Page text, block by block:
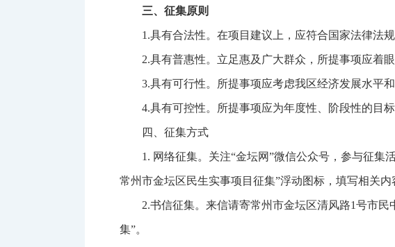
三、征集原则
1.具有合法性。在项目建议上，应符合国家法律法
2.具有普惠性。立足惠及广大群众，所提事项应着
3.具有可行性。所提事项应考虑我区经济发展水平
4.具有可控性。所提事项应为年度性、阶段性的目
四、征集方式
1. 网络征集。关注“金坛网”微信公众号，参与征集
常州市金坛区民生实事项目征集”浮动图标，填写相关内
2.书信征集。来信请寄常州市金坛区清风路1号市
集”。